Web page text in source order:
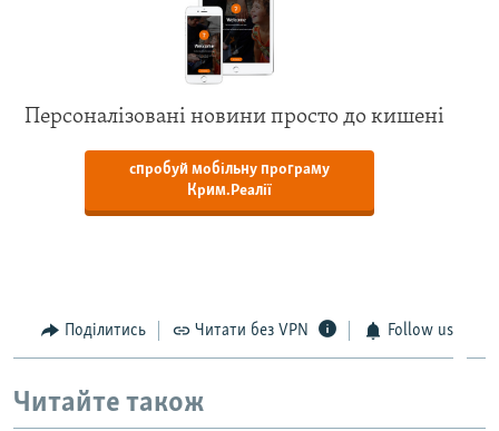
Персоналізовані новини просто до кишені
спробуй мобільну програму
Крим.Реалії
Поділитись Читати без VPN Follow us
Читайте також